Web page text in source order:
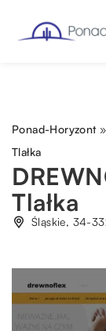
Ponad-Horyzont»
Tlałka
Tlałka
Śląskie, 34-